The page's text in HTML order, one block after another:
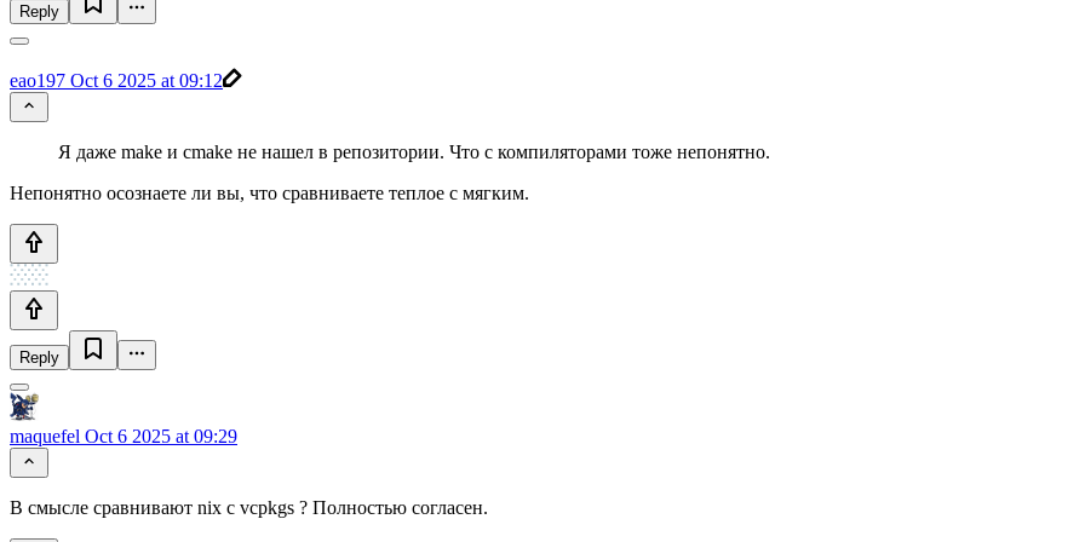
Reply
eao197 Oct 6 2025 at 09:12
Я даже make и cmake не нашел в репозитории. Что с компиляторами тоже непонятно.
Непонятно осознаете ли вы, что сравниваете теплое с мягким.
Reply
maquefel Oct 6 2025 at 09:29
В смысле сравнивают nix c vcpkgs ? Полностью согласен.